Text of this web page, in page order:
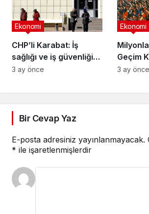
CHP’li Karabat: İş
sağlığı ve iş güvenliği
verileri SGK tarafından
Ekonomi
3 ay önce
Geçim
Gündemi
Ekonomi
3 ay önce
Bir Cevap Yaz
E-posta adresiniz yayınlanmayacak.
* ile işaretlenmişlerdir